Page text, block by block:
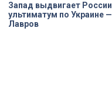
Запад выдвигает России
ультиматум по Украине —
Лавров